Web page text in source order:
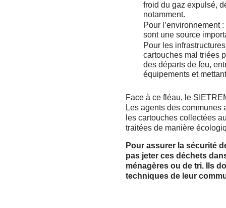
froid du gaz expulsé,
notamment.
Pour l’environnement
sont une source
Pour les
cartouches mal triées
des départs de feu,
équipements et
Face à ce fléau, le
Les agents des
les cartouches collectées
traitées de manière
Pour assurer la sécurité
pas jeter ces déchets
ménagères ou de tri.
Ils
techniques de leur